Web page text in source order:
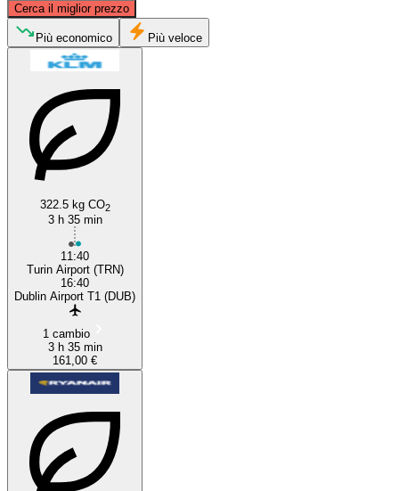
Cerca il miglior prezzo
Dublin
Più economico Più veloce
322.5 kg CO2
3 h 35 min
11:40
Turin Airport (TRN)
16:40
Dublin Airport T1 (DUB)
1 cambio
3 h 35 min
161,00 €